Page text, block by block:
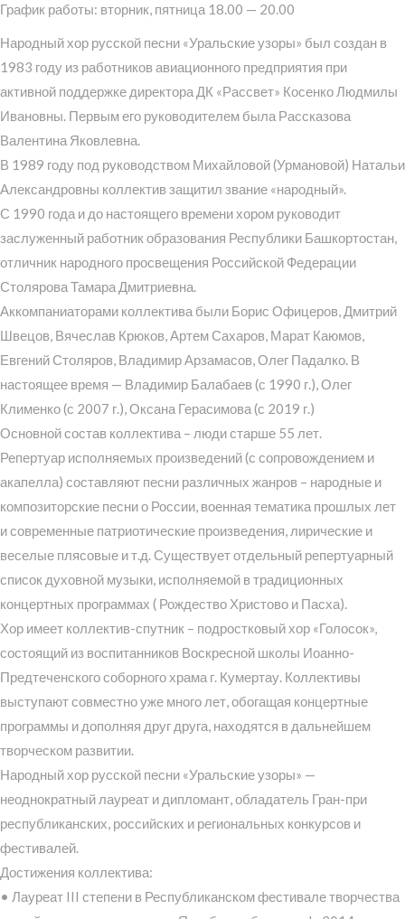
График работы: вторник, пятница 18.00 — 20.00
Народный хор русской песни «Уральские узоры» был создан в
1983 году из работников авиационного предприятия при
активной поддержке директора ДК «Рассвет» Косенко Людмилы
Ивановны. Первым его руководителем была Рассказова
Валентина Яковлевна.
В 1989 году под руководством Михайловой (Урмановой) Натальи
Александровны коллектив защитил звание «народный».
С 1990 года и до настоящего времени хором руководит
заслуженный работник образования Республики Башкортостан,
отличник народного просвещения Российской Федерации
Столярова Тамара Дмитриевна.
Аккомпаниаторами коллектива были Борис Офицеров, Дмитрий
Швецов, Вячеслав Крюков, Артем Сахаров, Марат Каюмов,
Евгений Столяров, Владимир Арзамасов, Олег Падалко. В
настоящее время — Владимир Балабаев (с 1990 г.), Олег
Клименко (с 2007 г.), Оксана Герасимова (с 2019 г.)
Основной состав коллектива – люди старше 55 лет.
Репертуар исполняемых произведений (с сопровождением и
акапелла) составляют песни различных жанров – народные и
композиторские песни о России, военная тематика прошлых лет
и современные патриотические произведения, лирические и
веселые плясовые и т.д. Существует отдельный репертуарный
список духовной музыки, исполняемой в традиционных
концертных программах ( Рождество Христово и Пасха).
Хор имеет коллектив-спутник – подростковый хор «Голосок»,
состоящий из воспитанников Воскресной школы Иоанно-
Предтеченского соборного храма г. Кумертау. Коллективы
выступают совместно уже много лет, обогащая концертные
программы и дополняя друг друга, находятся в дальнейшем
творческом развитии.
Народный хор русской песни «Уральские узоры» —
неоднократный лауреат и дипломант, обладатель Гран-при
республиканских, российских и региональных конкурсов и
фестивалей.
Достижения коллектива:
• Лауреат III степени в Республиканском фестивале творчества